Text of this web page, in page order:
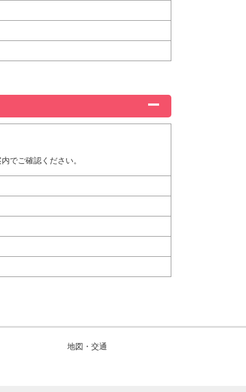
でご確認ください。
地図・交通